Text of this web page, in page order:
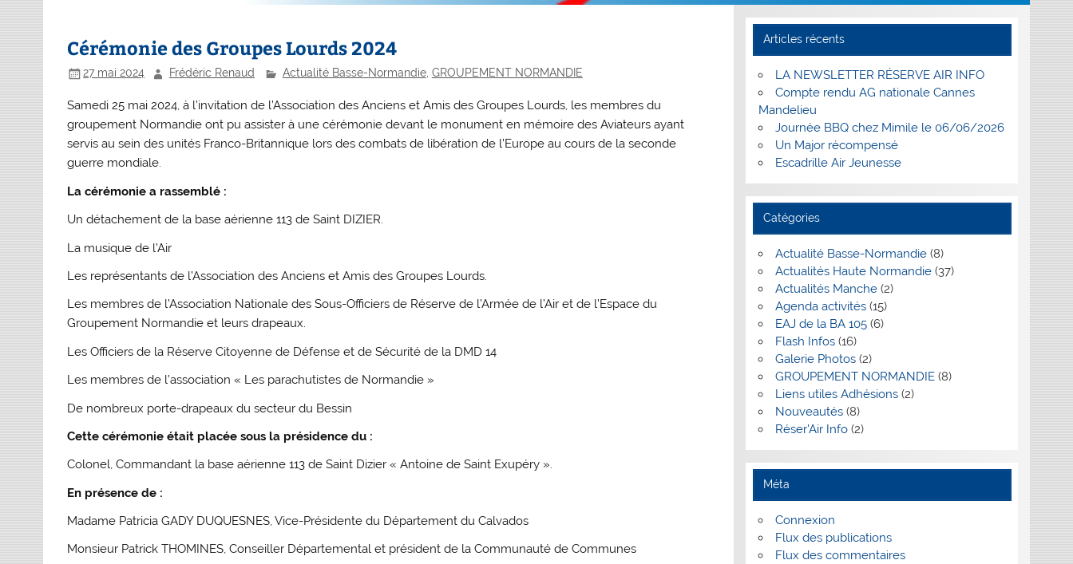
Cérémonie des Groupes Lourds 2024
27 mai 2024 Frédéric Renaud Actualité Basse-Normandie, GROUPEMENT NORMANDIE
Samedi 25 mai 2024, à l’invitation de l’Association des Anciens et Amis des Groupes Lourds, les membres du
groupement Normandie ont pu assister à une cérémonie devant le monument en mémoire des Aviateurs ayant
servis au sein des unités Franco-Britannique lors des combats de libération de l’Europe au cours de la seconde
guerre mondiale.
La cérémonie a rassemblé :
Un détachement de la base aérienne 113 de Saint DIZIER.
La musique de l’Air
Les représentants de l’Association des Anciens et Amis des Groupes Lourds.
Les membres de l’Association Nationale des Sous-Officiers de Réserve de l’Armée de l’Air et de l’Espace du
Groupement Normandie et leurs drapeaux.
Les Officiers de la Réserve Citoyenne de Défense et de Sécurité de la DMD 14
Les membres de l’association « Les parachutistes de Normandie »
De nombreux porte-drapeaux du secteur du Bessin
Cette cérémonie était placée sous la présidence du :
Colonel, Commandant la base aérienne 113 de Saint Dizier « Antoine de Saint Exupéry ».
En présence de :
Madame Patricia GADY DUQUESNES, Vice-Présidente du Département du Calvados
Monsieur Patrick THOMINES, Conseiller Départemental et président de la Communauté de Communes
Articles récents
LA NEWSLETTER RÉSERVE AIR INFO
Compte rendu AG nationale Cannes
Mandelieu
Journée BBQ chez Mimile le 06/06/2026
Un Major récompensé
Escadrille Air Jeunesse
Catégories
Actualité Basse-Normandie(8)
Actualités Haute Normandie(37)
Actualités Manche(2)
Agenda activités(15)
EAJ de la BA 105(6)
Flash Infos(16)
Galerie Photos(2)
GROUPEMENT NORMANDIE(8)
Liens utiles Adhésions(2)
Nouveautés(8)
Réser'Air Info(2)
Méta
Connexion
Flux des publications
Flux des commentaires